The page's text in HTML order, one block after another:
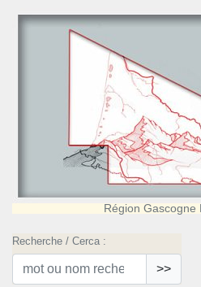
Région Gascogne
Recherche / Cerca :
>>